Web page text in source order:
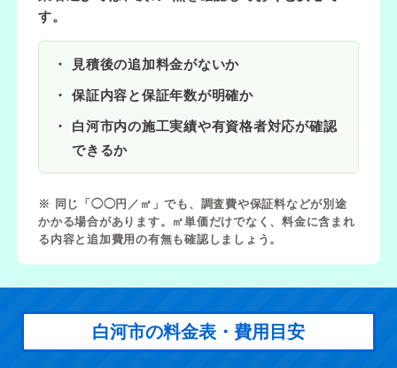
す。
見積後の追加料金がないか
保証内容と保証年数が明確か
白河市内の施工実績や有資格者対応が確認
できるか
※ 同じ「◯◯円／㎡」でも、調査費や保証料などが別途
かかる場合があります。㎡単価だけでなく、料金に含まれ
る内容と追加費用の有無も確認しましょう。
白河市の料金表・費用目安